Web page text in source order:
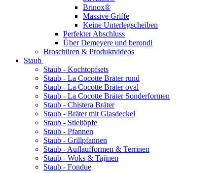
Brinox®
Massive Griffe
Keine Unterlegscheiben
Perfekter Abschluss
Über Demeyere und berondi
Broschüren & Produktvideos
Staub
Staub - Kochtopfsets
Staub - La Cocotte Bräter rund
Staub - La Cocotte Bräter oval
Staub - La Cocotte Bräter Sonderformen
Staub - Chistera Bräter
Staub - Bräter mit Glasdeckel
Staub - Stieltöpfe
Staub - Pfannen
Staub - Grillpfannen
Staub - Auflaufformen & Terrinen
Staub - Woks & Tajinen
Staub - Fondue